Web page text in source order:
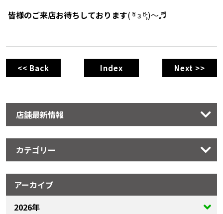
皆様のご来店お待ちしております( ᵅั ᴈ ᵅั;)～♬
<< Back Index Next >>
店舗最新情報
カテゴリー
アーカイブ
2026年